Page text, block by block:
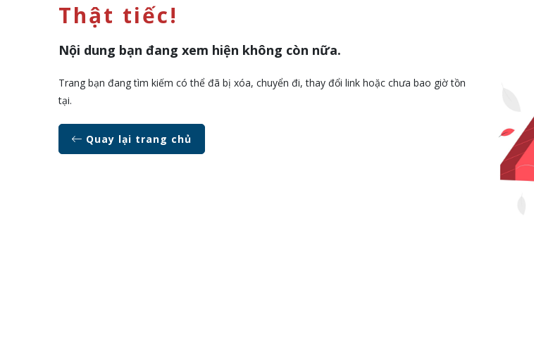
Thật tiếc!
Nội dung bạn đang xem hiện không còn nữa.
Trang bạn đang tìm kiếm có thể đã bị xóa, chuyển đi, thay đổi link hoặc chưa bao giờ tồn
tại.
Quay lại trang chủ